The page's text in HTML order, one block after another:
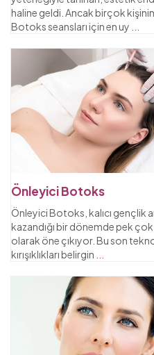
haline geldi. Ancak birçok kişinin
Botoks seansları için en uy
Önleyici Botoks
Önleyici Botoks, kalıcı gençlik
kazandığı bir dönemde pek
olarak öne çıkıyor. Bu son
kırışıklıkları belirgin